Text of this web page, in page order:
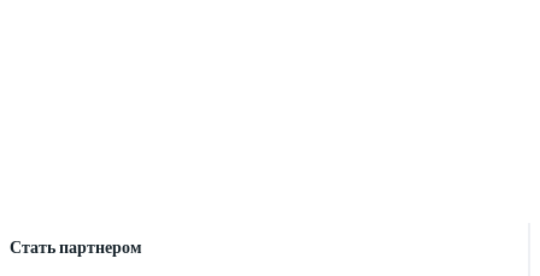
Стать партнером